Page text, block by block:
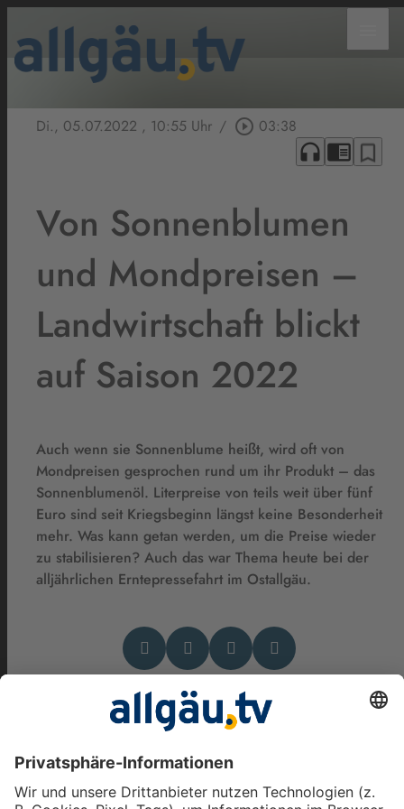
Di., 05.07.2022 , 10:55 Uhr / play_circle_outline 03:38
headphones chrome_reader_mode bookmark_border
Von Sonnenblumen
und Mondpreisen –
Landwirtschaft blickt
auf Saison 2022
Auch wenn sie Sonnenblume heißt, wird oft von
Mondpreisen gesprochen rund um ihr Produkt – das
Sonnenblumenöl. Literpreise von teils weit über fünf
Euro sind seit Kriegsbeginn längst keine Besonderheit
mehr. Was kann getan werden, um die Preise wieder
zu stabilisieren? Auch das war Thema heute bei der
alljährlichen Erntepressefahrt im Ostallgäu.
Das könnte Dich auch
interessieren